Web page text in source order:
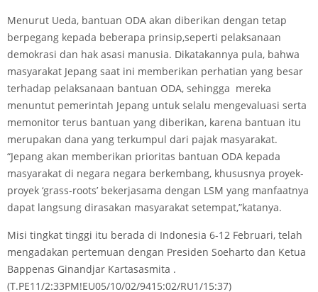
Menurut Ueda, bantuan ODA akan diberikan dengan tetap
berpegang kepada beberapa prinsip,seperti pelaksanaan
demokrasi dan hak asasi manusia. Dikatakannya pula, bahwa
masyarakat Jepang saat ini memberikan perhatian yang besar
terhadap pelaksanaan bantuan ODA, sehingga mereka
menuntut pemerintah Jepang untuk selalu mengevaluasi serta
memonitor terus bantuan yang diberikan, karena bantuan itu
merupakan dana yang terkumpul dari pajak masyarakat.
“Jepang akan memberikan prioritas bantuan ODA kepada
masyarakat di negara­ negara berkembang, khususnya proyek-
proyek ‘grass-roots’ bekerjasama dengan LSM yang manfaatnya
dapat langsung dirasakan masyarakat setempat,”katanya.
Misi tingkat tinggi itu berada di Indonesia 6-12 Februari, telah
mengadakan pertemuan dengan Presiden Soeharto dan Ketua
Bappenas Ginandjar Kartasasmita .
(T.PE11/2:33PM!EU05/10/02/9415:02/RU1/15:37)